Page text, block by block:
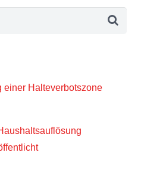
einer Halteverbotszone